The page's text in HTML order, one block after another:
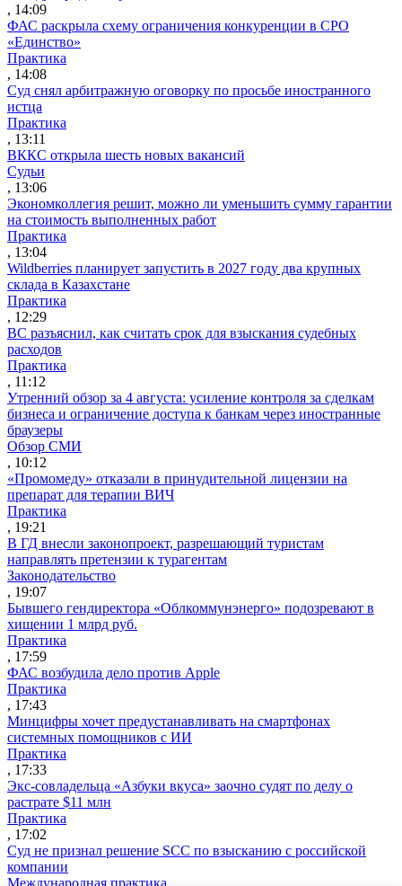
, 14:09
ФАС раскрыла схему ограничения конкуренции в СРО
«Единство»
Практика
, 14:08
Суд снял арбитражную оговорку по просьбе иностранного
истца
Практика
, 13:11
ВККС открыла шесть новых вакансий
Судьи
, 13:06
Экономколлегия решит, можно ли уменьшить сумму гарантии
на стоимость выполненных работ
Практика
, 13:04
Wildberries планирует запустить в 2027 году два крупных
склада в Казахстане
Практика
, 12:29
ВС разъяснил, как считать срок для взыскания судебных
расходов
Практика
, 11:12
Утренний обзор за 4 августа: усиление контроля за сделкам
бизнеса и ограничение доступа к банкам через иностранные
браузеры
Обзор СМИ
, 10:12
«Промомеду» отказали в принудительной лицензии на
препарат для терапии ВИЧ
Практика
, 19:21
В ГД внесли законопроект, разрешающий туристам
направлять претензии к турагентам
Законодательство
, 19:07
Бывшего гендиректора «Облкоммунэнерго» подозревают в
хищении 1 млрд руб.
Практика
, 17:59
ФАС возбудила дело против Apple
Практика
, 17:43
Минцифры хочет предустанавливать на смартфонах
системных помощников с ИИ
Практика
, 17:33
Экс-совладельца «Азбуки вкуса» заочно судят по делу о
растрате $11 млн
Практика
, 17:02
Суд не признал решение SCC по взысканию с российской
компании
Международная практика